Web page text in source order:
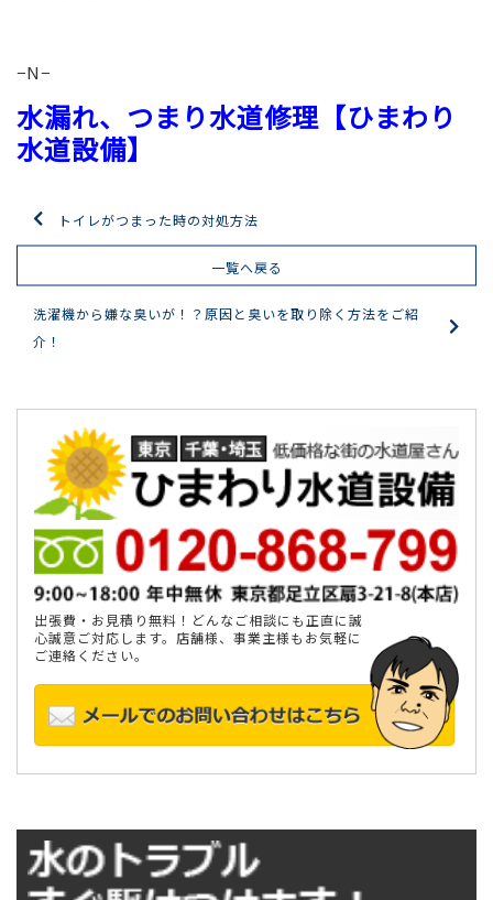
−N−
水漏れ、つまり水道修理【ひまわり
水道設備】
トイレがつまった時の対処方法
一覧へ戻る
洗濯機から嫌な臭いが！？原因と臭いを取り除く方法をご紹
介！
出張費・お見積り無料！どんなご相談にも正直に誠
心誠意ご対応します。店舗様、事業主様もお気軽に
ご連絡ください。